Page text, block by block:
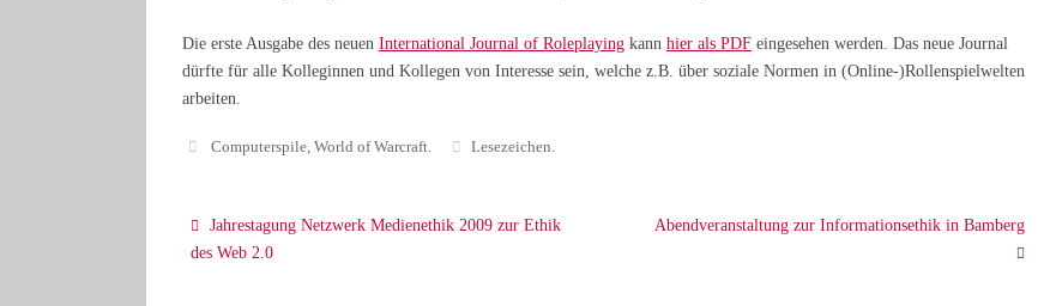
Die erste Ausgabe des neuen International Journal of Roleplaying kann hier als PDF eingesehen werden. Das neue Journal
dürfte für alle Kolleginnen und Kollegen von Interesse sein, welche z.B. über soziale Normen in (Online-)Rollenspielwelten
arbeiten.
Computerspile,World of Warcraft. Lesezeichen.
Jahrestagung Netzwerk Medienethik 2009 zur Ethik
des Web 2.0
Abendveranstaltung zur Informationsethik in Bamberg